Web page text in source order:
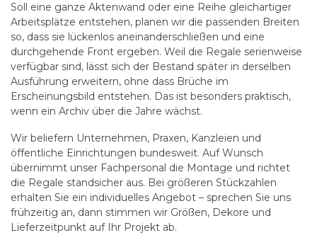
Soll eine ganze Aktenwand oder eine Reihe gleichartiger
Arbeitsplätze entstehen, planen wir die passenden Breiten
so, dass sie lückenlos aneinanderschließen und eine
durchgehende Front ergeben. Weil die Regale serienweise
verfügbar sind, lässt sich der Bestand später in derselben
Ausführung erweitern, ohne dass Brüche im
Erscheinungsbild entstehen. Das ist besonders praktisch,
wenn ein Archiv über die Jahre wächst.
Wir beliefern Unternehmen, Praxen, Kanzleien und
öffentliche Einrichtungen bundesweit. Auf Wunsch
übernimmt unser Fachpersonal die Montage und richtet
die Regale standsicher aus. Bei größeren Stückzahlen
erhalten Sie ein individuelles Angebot – sprechen Sie uns
frühzeitig an, dann stimmen wir Größen, Dekore und
Lieferzeitpunkt auf Ihr Projekt ab.